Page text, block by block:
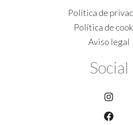
Política de
Política de
Aviso legal
Social